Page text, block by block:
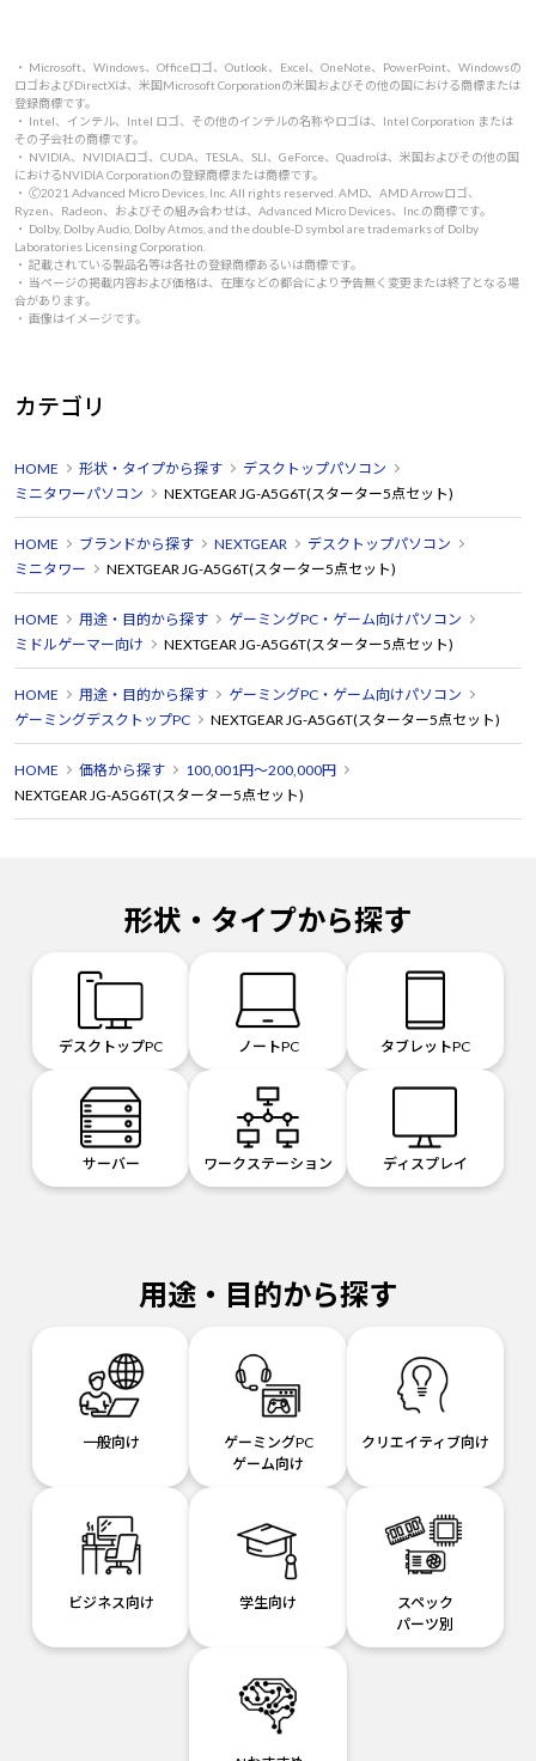
・ Microsoft、Windows、Officeロゴ、Outlook、Excel、OneNote、PowerPoint、Windowsの
ロゴおよびDirectXは、米国Microsoft Corporationの米国およびその他の国における商標または
登録商標です。
・ Intel、インテル、Intel ロゴ、その他のインテルの名称やロゴは、Intel Corporation または
その子会社の商標です。
・ NVIDIA、NVIDIAロゴ、CUDA、TESLA、SLI、GeForce、Quadroは、米国およびその他の国
におけるNVIDIA Corporationの登録商標または商標です。
・ 🄫2021 Advanced Micro Devices, Inc. All rights reserved. AMD、AMD Arrowロゴ、
Ryzen、Radeon、およびその組み合わせは、Advanced Micro Devices、Inc.の商標です。
・ Dolby, Dolby Audio, Dolby Atmos, and the double-D symbol are trademarks of Dolby
Laboratories Licensing Corporation.
・ 記載されている製品名等は各社の登録商標あるいは商標です。
・ 当ページの掲載内容および価格は、在庫などの都合により予告無く変更または終了となる場
合があります。
・ 画像はイメージです。
カテゴリ
HOME 形状・タイプから探す
デスクトップパソコン
ミニタワーパソコン
NEXTGEAR JG-A5G6T(スターター5点セット)
HOME ブランドから探す NEXTGEAR
デスクトップパソコン
ミニタワー
NEXTGEAR JG-A5G6T(スターター5点セット)
HOME 用途・目的から探す
ゲーミングPC・ゲーム向けパソコン
ミドルゲーマー向け
NEXTGEAR JG-A5G6T(スターター5点セット)
HOME 用途・目的から探す
ゲーミングPC・ゲーム向けパソコン
ゲーミングデスクトップPC
NEXTGEAR JG-A5G6T(スターター5点セット)
HOME 価格から探す
100,001円～200,000円
NEXTGEAR JG-A5G6T(スターター5点セット)
形状・タイプから探す
デスクトップPC ノートPC タブレットPC
サーバー ワークステーション ディスプレイ
用途・目的から探す
一般向け
ゲーミングPC
ゲーム向け
クリエイティブ向け
ビジネス向け 学生向け
スペック
パーツ別